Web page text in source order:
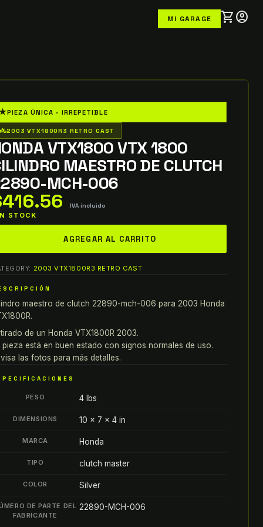
MI GARAGE shopping_cartaccount_circle
PIEZA ÚNICA · IRREPETIBLE
2003 VTX1800R3 RETRO CAST
VTX1800 VTX 1800
MAESTRO DE CLUTCH
MCH-006
416.56 IVA incluido
STOCK
AGREGAR AL CARRITO
2003 VTX1800R3 RETRO CAST
maestro de clutch 22890-mch-006 para 2003 Honda
de un Honda VTX1800R 2003.
pieza está en buen estado con signos normales de uso.
las fotos para más detalles.
PESO 4 lbs
DIMENSIONS 10 × 7 × 4 in
MARCA Honda
TIPO clutch master
COLOR Silver
DE PARTE DEL
FABRICANTE
22890-MCH-006